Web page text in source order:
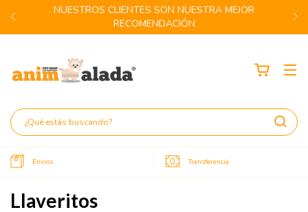
NUESTROS CLIENTES SON NUESTRA MEJOR
RECOMENDACIÓN
Envios Transferencia
Llaveritos